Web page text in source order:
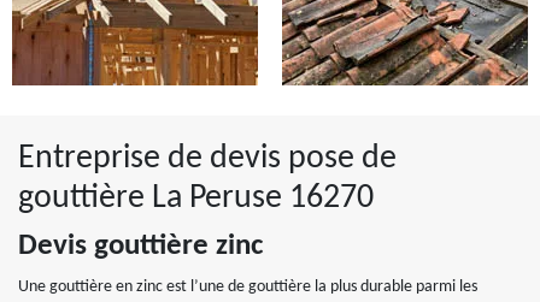
Entreprise de devis pose de
gouttière La Peruse 16270
Devis gouttière zinc
Une gouttière en zinc est l’une de gouttière la plus durable parmi les